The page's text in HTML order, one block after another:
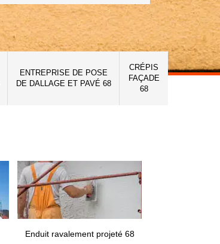
ENTREPRISE DE POSE
DE DALLAGE ET PAVÉ 68
CRÉPIS
FAÇADE
68
Enduit ravalement projeté 68